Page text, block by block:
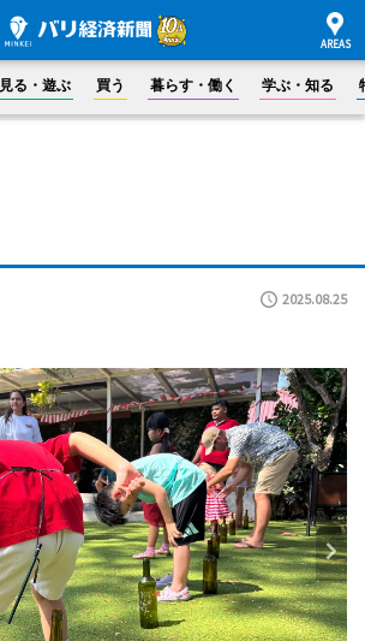
見る・遊ぶ 買う 暮らす・働く 学ぶ・知る
2025.08.25